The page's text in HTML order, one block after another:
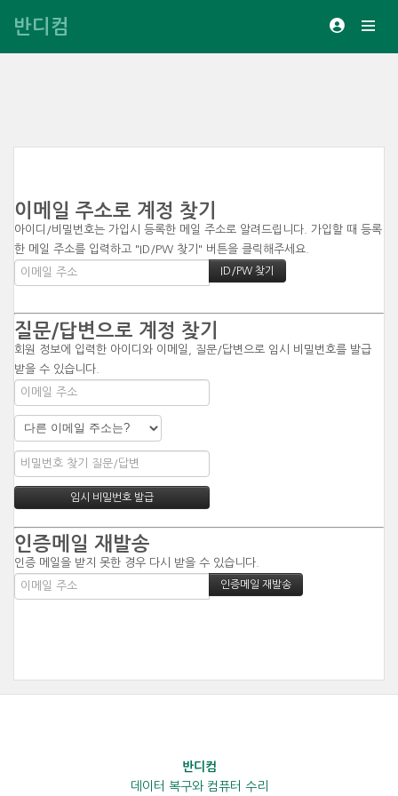
반디컴
이메일 주소로 계정 찾기
아이디/비밀번호는 가입시 등록한 메일 주소로 알려드립니다. 가입할 때 등록
한 메일 주소를 입력하고 "ID/PW 찾기" 버튼을 클릭해주세요.
질문/답변으로 계정 찾기
회원 정보에 입력한 아이디와 이메일, 질문/답변으로 임시 비밀번호를 발급
받을 수 있습니다.
인증메일 재발송
인증 메일을 받지 못한 경우 다시 받을 수 있습니다.
반디컴
데이터 복구와 컴퓨터 수리